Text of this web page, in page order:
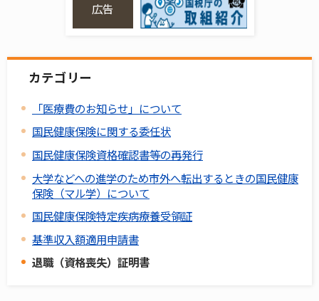
広告
カテゴリー
「医療費のお知らせ」について
国民健康保険に関する委任状
国民健康保険資格確認書等の再発行
大学などへの進学のため市外へ転出するときの国民健康
保険（マル学）について
国民健康保険特定疾病療養受領証
基準収入額適用申請書
退職（資格喪失）証明書